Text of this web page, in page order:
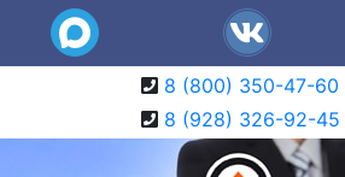
8 (800) 350-47-60
8 (928) 326-92-45